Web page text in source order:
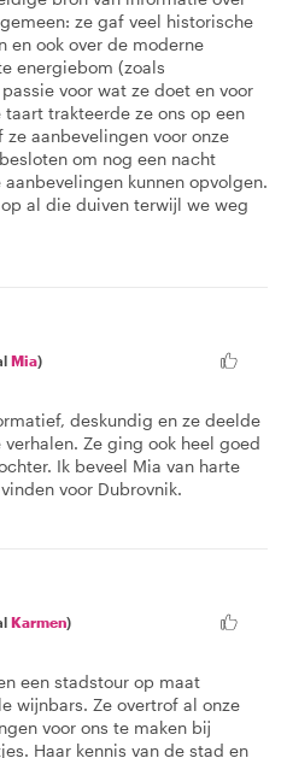
ze gaf veel historische
en ook over de moderne
energiebom (zoals
voor wat ze doet en voor
trakteerde ze ons op een
aanbevelingen voor onze
om nog een nacht
kunnen opvolgen.
al die duiven terwijl we weg
Mia)
deskundig en ze deelde
Ze ging ook heel goed
Ik beveel Mia van harte
voor Dubrovnik.
Karmen)
een stadstour op maat
wijnbars. Ze overtrof al onze
voor ons te maken bij
Haar kennis van de stad en